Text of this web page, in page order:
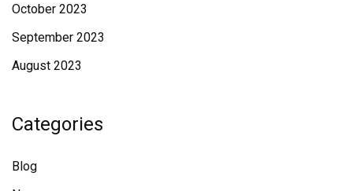
October 2023
September 2023
August 2023
Categories
Blog